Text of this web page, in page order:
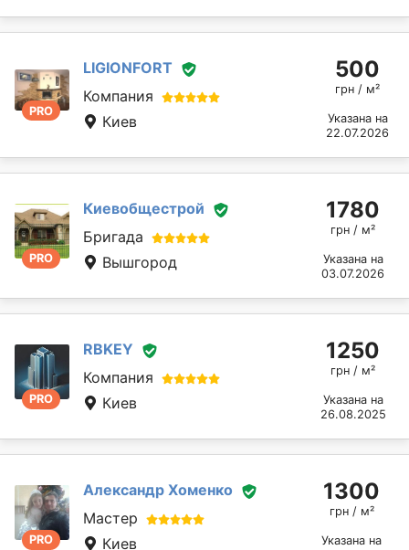
PRO
LIGIONFORT
Компания
Киев
500
грн / м²
Указана на
22.07.2026
PRO
Киевобщестрой
Бригада
Вышгород
1780
грн / м²
Указана на
03.07.2026
PRO
RBKEY
Компания
Киев
1250
грн / м²
Указана на
26.08.2025
PRO
Александр Хоменко
Мастер
Киев
1300
грн / м²
Указана на